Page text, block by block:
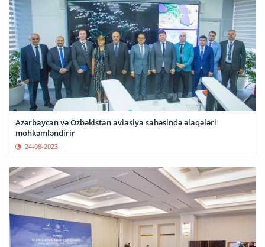
Azərbaycan və Özbəkistan aviasiya sahəsində əlaqələri
möhkəmləndirir
24-08-2023